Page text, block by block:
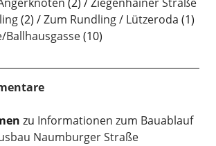
(2) Zum Rundling / Lützeroda (1)
Ballhausgasse(10)
zu Informationen zum Bauablauf
Naumburger Straße